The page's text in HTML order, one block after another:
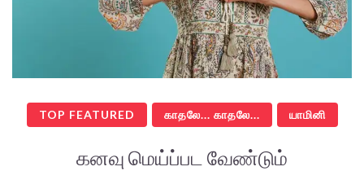
TOP FEATURED காதலே... காதலே... யாமினி
கனவு மெய்ப்பட வேண்டும்